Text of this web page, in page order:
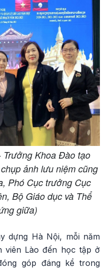
Trưởng Khoa Đào tạo
ảnh lưu niệm cũng
Phó Cục trưởng Cục
Bộ Giáo dục và Thể
giữa)
dựng Hà Nội, mỗi năm
viên Lào đến học tập ở
góp đáng kể trong